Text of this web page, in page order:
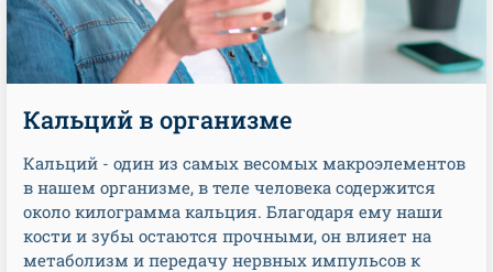
Кальций в организме
Кальций - один из самых весомых макроэлементов
в нашем организме, в теле человека содержится
около килограмма кальция. Благодаря ему наши
кости и зубы остаются прочными, он влияет на
метаболизм и передачу нервных импульсов к